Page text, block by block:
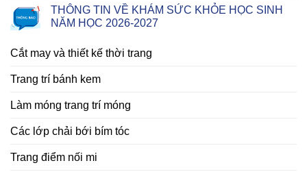
THÔNG TIN VỀ KHÁM SỨC KHỎE HỌC SINH
NĂM HỌC 2026-2027
Cắt may và thiết kế thời trang
Trang trí bánh kem
Làm móng trang trí móng
Các lớp chải bới bím tóc
Trang điểm nối mi